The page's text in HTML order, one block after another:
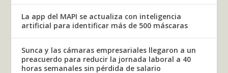
La app del MAPI se actualiza con inteligencia
artificial para identificar más de 500 máscaras
Sunca y las cámaras empresariales llegaron a un
preacuerdo para reducir la jornada laboral a 40
horas semanales sin pérdida de salario